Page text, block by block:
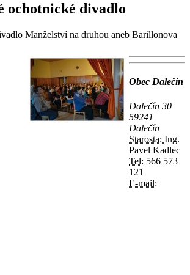
ochotnické divadlo
Manželství na druhou aneb Barillonova
Obec Dalečín
Dalečín 30
59241
Dalečín
Starosta: Ing.
Pavel Kadlec
Tel: 566 573
121
E-mail: